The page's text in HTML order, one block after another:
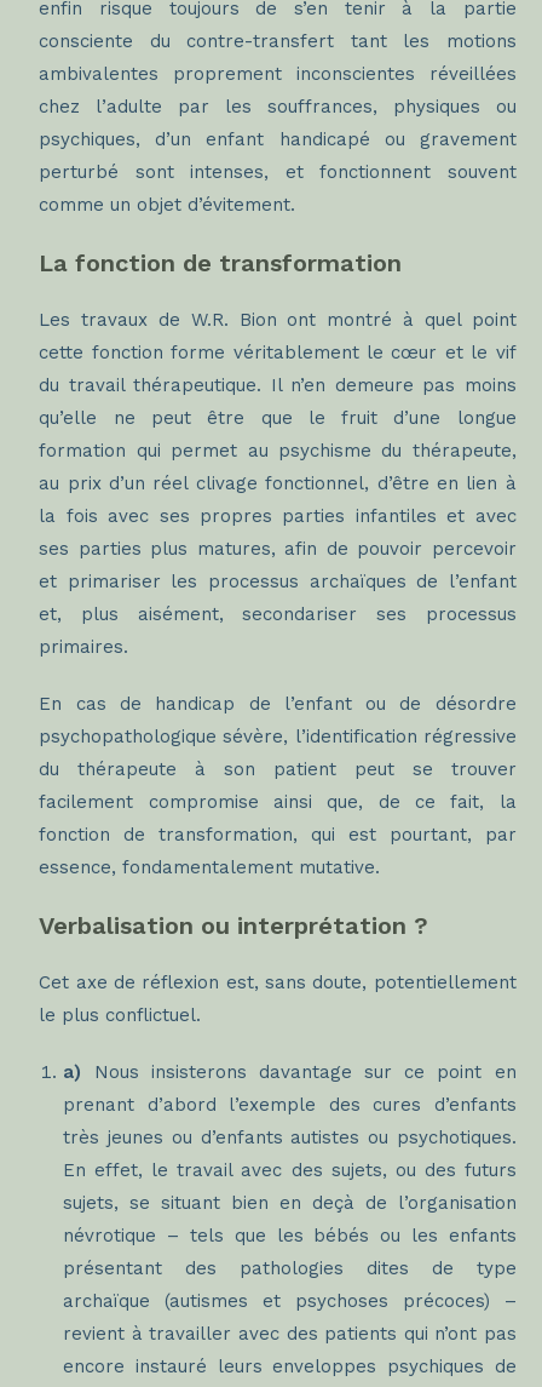
enfin risque toujours de s’en tenir à la partie
consciente du contre-transfert tant les motions
ambivalentes proprement inconscientes réveillées
chez l’adulte par les souffrances, physiques ou
psychiques, d’un enfant handicapé ou gravement
perturbé sont intenses, et fonctionnent souvent
comme un objet d’évitement.
La fonction de transformation
Les travaux de W.R. Bion ont montré à quel point
cette fonction forme véritablement le cœur et le vif
du travail thérapeutique. Il n’en demeure pas moins
qu’elle ne peut être que le fruit d’une longue
formation qui permet au psychisme du thérapeute,
au prix d’un réel clivage fonctionnel, d’être en lien à
la fois avec ses propres parties infantiles et avec
ses parties plus matures, afin de pouvoir percevoir
et primariser les processus archaïques de l’enfant
et, plus aisément, secondariser ses processus
primaires.
En cas de handicap de l’enfant ou de désordre
psychopathologique sévère, l’identification régressive
du thérapeute à son patient peut se trouver
facilement compromise ainsi que, de ce fait, la
fonction de transformation, qui est pourtant, par
essence, fondamentalement mutative.
Verbalisation ou interprétation ?
Cet axe de réflexion est, sans doute, potentiellement
le plus conflictuel.
a) Nous insisterons davantage sur ce point en
prenant d’abord l’exemple des cures d’enfants
très jeunes ou d’enfants autistes ou psychotiques.
En effet, le travail avec des sujets, ou des futurs
sujets, se situant bien en deçà de l’organisation
névrotique – tels que les bébés ou les enfants
présentant des pathologies dites de type
archaïque (autismes et psychoses précoces) –
revient à travailler avec des patients qui n’ont pas
encore instauré leurs enveloppes psychiques de